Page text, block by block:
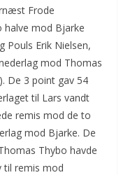
Frode
halve mod Bjarke
Pouls Erik Nielsen,
mod Thomas
De 3 point gav 54
til Lars vandt
remis mod de to
mod Bjarke. De
Thybo havde
til remis mod